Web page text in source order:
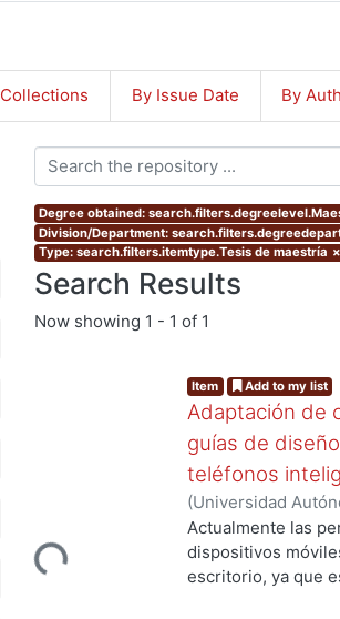
By Issue Date By
Degree obtained:
Division/Department:
Type: search.filters.itemtype.Tesis de maestría ×
Search Results
Now showing 1 - 1 of 1
Loading...
Item Add to my list
Adaptación de
guías de
teléfonos
(Universidad
de Servicios de
Actualmente las
dispositivos
escritorio, ya que